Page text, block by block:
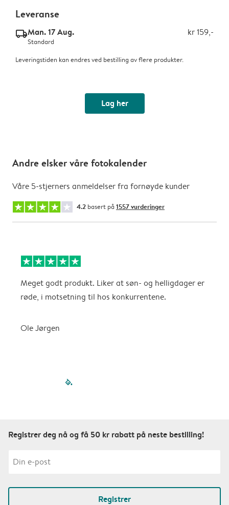
Leveranse
delivery_standard_v2Man. 17 Aug. kr 159,-
Standard
Leveringstiden kan endres ved bestilling av flere produkter.
Lag her
Andre elsker våre fotokalender
Våre 5-stjerners anmeldelser fra fornøyde kunder
4.2 basert på 1557 vurderinger
Meget godt produkt. Liker at søn- og helligdager er
røde, i motsetning til hos konkurrentene.
Ole Jørgen
filled-pagination
Registrer deg nå og få 50 kr rabatt på neste bestilling!
Registrer